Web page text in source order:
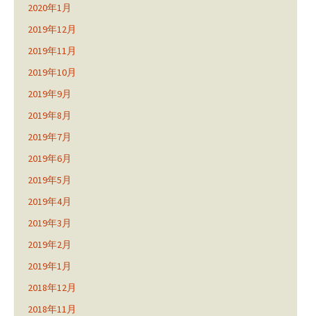
2020年1月
2019年12月
2019年11月
2019年10月
2019年9月
2019年8月
2019年7月
2019年6月
2019年5月
2019年4月
2019年3月
2019年2月
2019年1月
2018年12月
2018年11月